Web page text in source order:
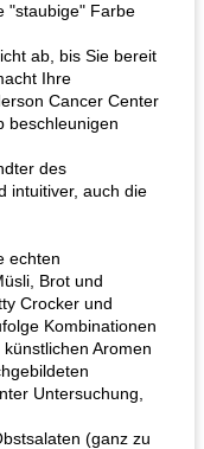
"staubige" Farbe
ab, bis Sie bereit
Ihre
Cancer Center
beschleunigen
des
intuitiver, auch die
echten
Brot und
Crocker und
Kombinationen
Aromen
Untersuchung,
(ganz zu